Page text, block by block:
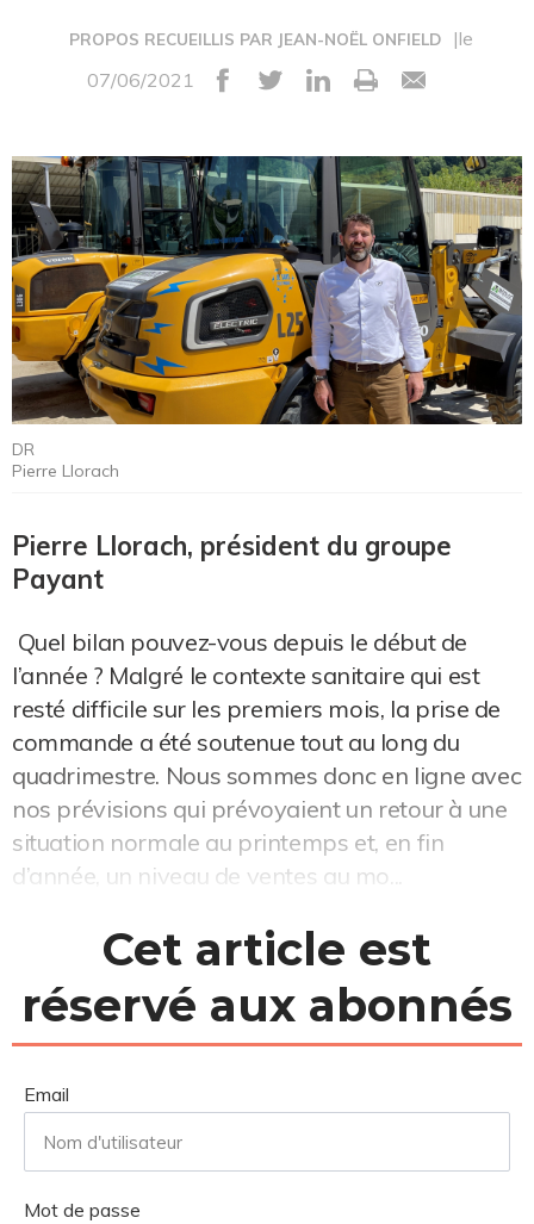
PROPOS RECUEILLIS PAR JEAN-NOËL ONFIELD
|le
07/06/2021
DR
Pierre Llorach
Pierre Llorach, président du groupe
Payant
Quel bilan pouvez-vous depuis le début de
l’année ? Malgré le contexte sanitaire qui est
resté difficile sur les premiers mois, la prise de
commande a été soutenue tout au long du
quadrimestre. Nous sommes donc en ligne avec
nos prévisions qui prévoyaient un retour à une
situation normale au printemps et, en fin
d’année, un niveau de ventes au mo...
Cet article est
réservé aux abonnés
Email
Mot de passe